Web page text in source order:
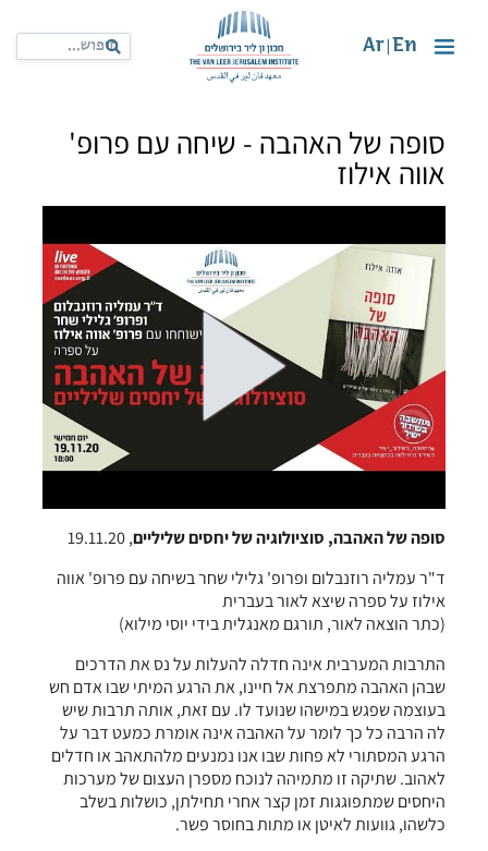
En
Ar
סופה של האהבה - שיחה עם פרופ'
אווה אילוז
סופה של האהבה, סוציולוגיה של יחסים שליליים, 19.11.20
ד"ר עמליה רוזנבלום ופרופ' גלילי שחר בשיחה עם פרופ' אווה
אילוז על ספרה שיצא לאור בעברית
(כתר הוצאה לאור, תורגם מאנגלית בידי יוסי מילוא)
התרבות המערבית אינה חדלה להעלות על נס את הדרכים
שבהן האהבה מתפרצת אל חיינו, את הרגע המיתי שבו אדם חש
בעוצמה שפגש במישהו שנועד לו. עם זאת, אותה תרבות שיש
לה הרבה כל כך לומר על האהבה אינה אומרת כמעט דבר על
הרגע המסתורי לא פחות שבו אנו נמנעים מלהתאהב או חדלים
לאהוב. שתיקה זו מתמיהה לנוכח מספרן העצום של מערכות
היחסים שמתפוגגות זמן קצר אחרי תחילתן, כושלות בשלב
כלשהו, גוועות לאיטן או מתות בחוסר פשר.